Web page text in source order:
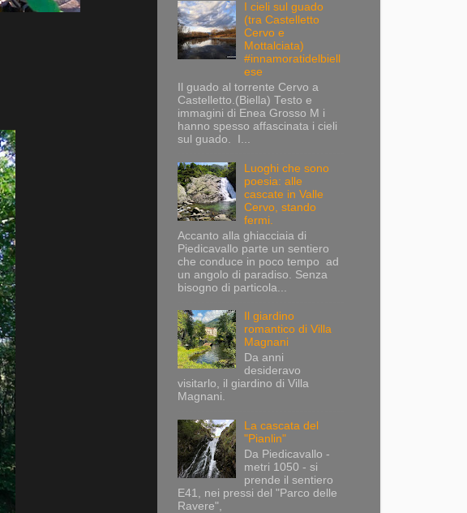
I cieli sul guado
(tra Castelletto
Cervo e
Mottalciata)
#innamoratidelbiell
ese
Il guado al torrente Cervo a
Castelletto.(Biella) Testo e
immagini di Enea Grosso M i
hanno spesso affascinata i cieli
sul guado. I...
Luoghi che sono
poesia: alle
cascate in Valle
Cervo, stando
fermi.
Accanto alla ghiacciaia di
Piedicavallo parte un sentiero
che conduce in poco tempo ad
un angolo di paradiso. Senza
bisogno di particola...
Il giardino
romantico di Villa
Magnani
Da anni
desideravo
visitarlo, il giardino di Villa
Magnani.
La cascata del
"Pianlin"
Da Piedicavallo -
metri 1050 - si
prende il sentiero
E41, nei pressi del "Parco delle
Ravere",